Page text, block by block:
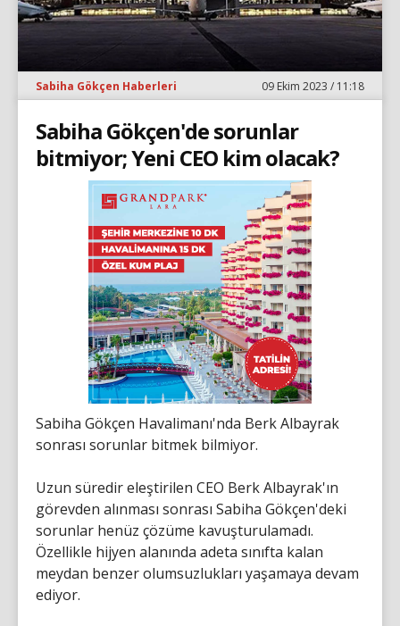
Sabiha Gökçen Haberleri 09 Ekim 2023 / 11:18
Sabiha Gökçen'de sorunlar
bitmiyor; Yeni CEO kim olacak?
Sabiha Gökçen Havalimanı'nda Berk Albayrak
sonrası sorunlar bitmek bilmiyor.
Uzun süredir eleştirilen CEO Berk Albayrak'ın
görevden alınması sonrası Sabiha Gökçen'deki
sorunlar henüz çözüme kavuşturulamadı.
Özellikle hijyen alanında adeta sınıfta kalan
meydan benzer olumsuzlukları yaşamaya devam
ediyor.